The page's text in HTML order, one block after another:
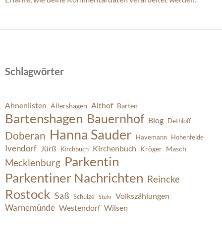
Schlagwörter
Ahnenlisten Allershagen Althof Barten
Bartenshagen Bauernhof Blog Dethloff
Doberan Hanna Sauder Havemann Hohenfelde
Ivendorf Jürß Kirchbuch Kirchenbuch Kröger Masch
Mecklenburg Parkentin
Parkentiner Nachrichten Reincke
Rostock Saß Schulze Stuhr Volkszählungen
Warnemünde Westendorf Wilsen